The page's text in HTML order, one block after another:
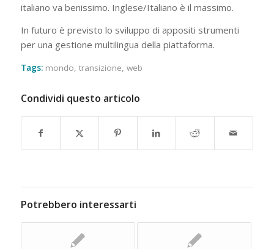
italiano va benissimo. Inglese/Italiano è il massimo.
In futuro è previsto lo sviluppo di appositi strumenti
per una gestione multilingua della piattaforma.
Tags: mondo, transizione, web
Condividi questo articolo
Potrebbero interessarti